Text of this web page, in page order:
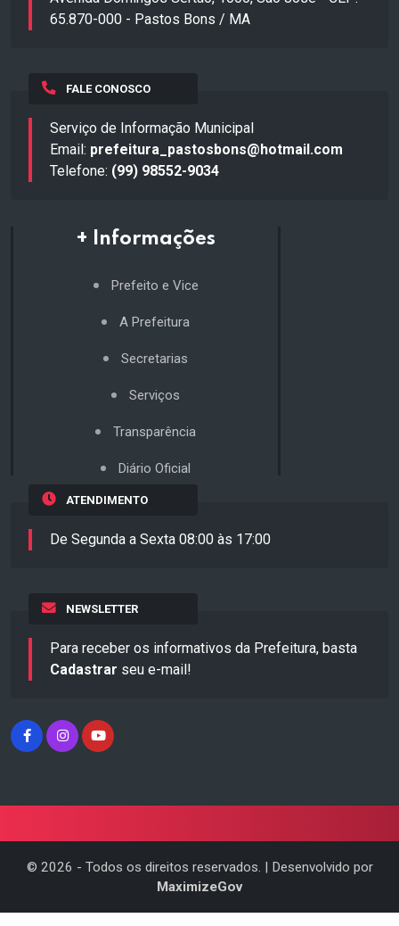
65.870-000 - Pastos Bons / MA
FALE CONOSCO
Serviço de Informação Municipal
Email: prefeitura_pastosbons@hotmail.com
Telefone: (99) 98552-9034
+ Informações
Prefeito e Vice
A Prefeitura
Secretarias
Serviços
Transparência
Diário Oficial
ATENDIMENTO
De Segunda a Sexta 08:00 às 17:00
NEWSLETTER
Para receber os informativos da Prefeitura, basta
Cadastrar seu e-mail!
© 2026 - Todos os direitos reservados. | Desenvolvido por
MaximizeGov